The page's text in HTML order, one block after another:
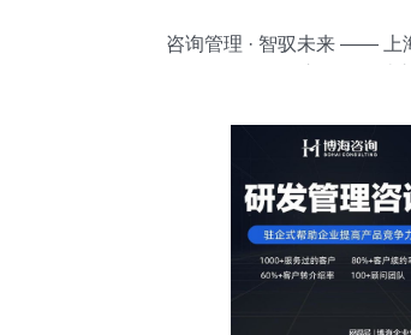
咨询管理 · 智驭未来 —— 上